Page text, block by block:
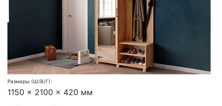
Размеры (Ш/В/Г):
1150 x 2100 x 420 мм